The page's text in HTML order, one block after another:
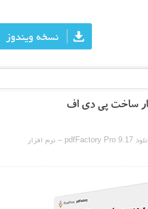
نسخه ویندوز
دانلود pdfFactory Pro 9.17 – نرم افزار